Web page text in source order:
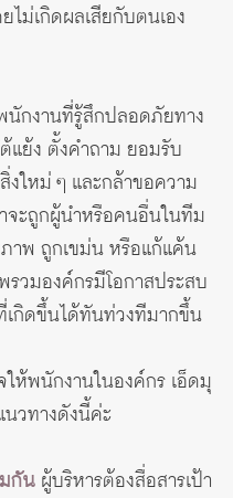
ไม่เกิดผลเสียกับตนเอง
นักงานที่รู้สึกปลอดภัยทาง
แย้ง ตั้งคำถาม ยอมรับ
งใหม่ ๆ และกล้าขอความ
จะถูกผู้นำหรือคนอื่นในทีม
าพ ถูกเขม่น หรือแก้แค้น
รวมองค์กรมีโอกาสประสบ
เกิดขึ้นได้ทันท่วงทีมากขึ้น
ห้พนักงานในองค์กร เอ็ดมุ
นวทางดังนี้ค่ะ
กัน ผู้บริหารต้องสื่อสารเป้า